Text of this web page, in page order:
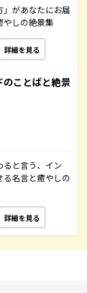
があなたにお届
やしの絶景集
詳細を見る
ことばと絶景
と言う、イン
る名言と癒やしの
詳細を見る